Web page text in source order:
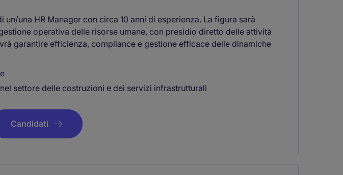
un/una HR Manager con circa 10 anni di esperienza. La figura sarà
operativa delle risorse umane, con presidio diretto delle attività
garantire efficienza, compliance e gestione efficace delle dinamiche
settore delle costruzioni e dei servizi infrastrutturali
Candidati